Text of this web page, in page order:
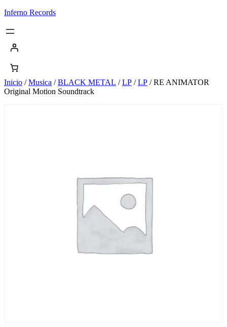
Saltar
contenido
Inferno Records
Inicio /Musica /BLACK METAL /LP /LP / RE ANIMATOR
Original Motion Soundtrack